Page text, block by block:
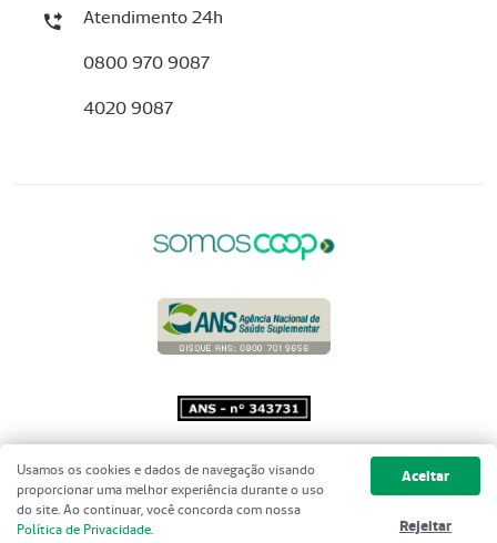
Atendimento 24h
0800 970 9087
4020 9087
Copyright 2001 - 2026 Unimed do
Brasil - Todos os direitos reservados
Usamos os cookies e dados de navegação visando
proporcionar uma melhor experiência durante o uso
do site. Ao continuar, você concorda com nossa
Política de Privacidade.
Aceitar
Rejeitar